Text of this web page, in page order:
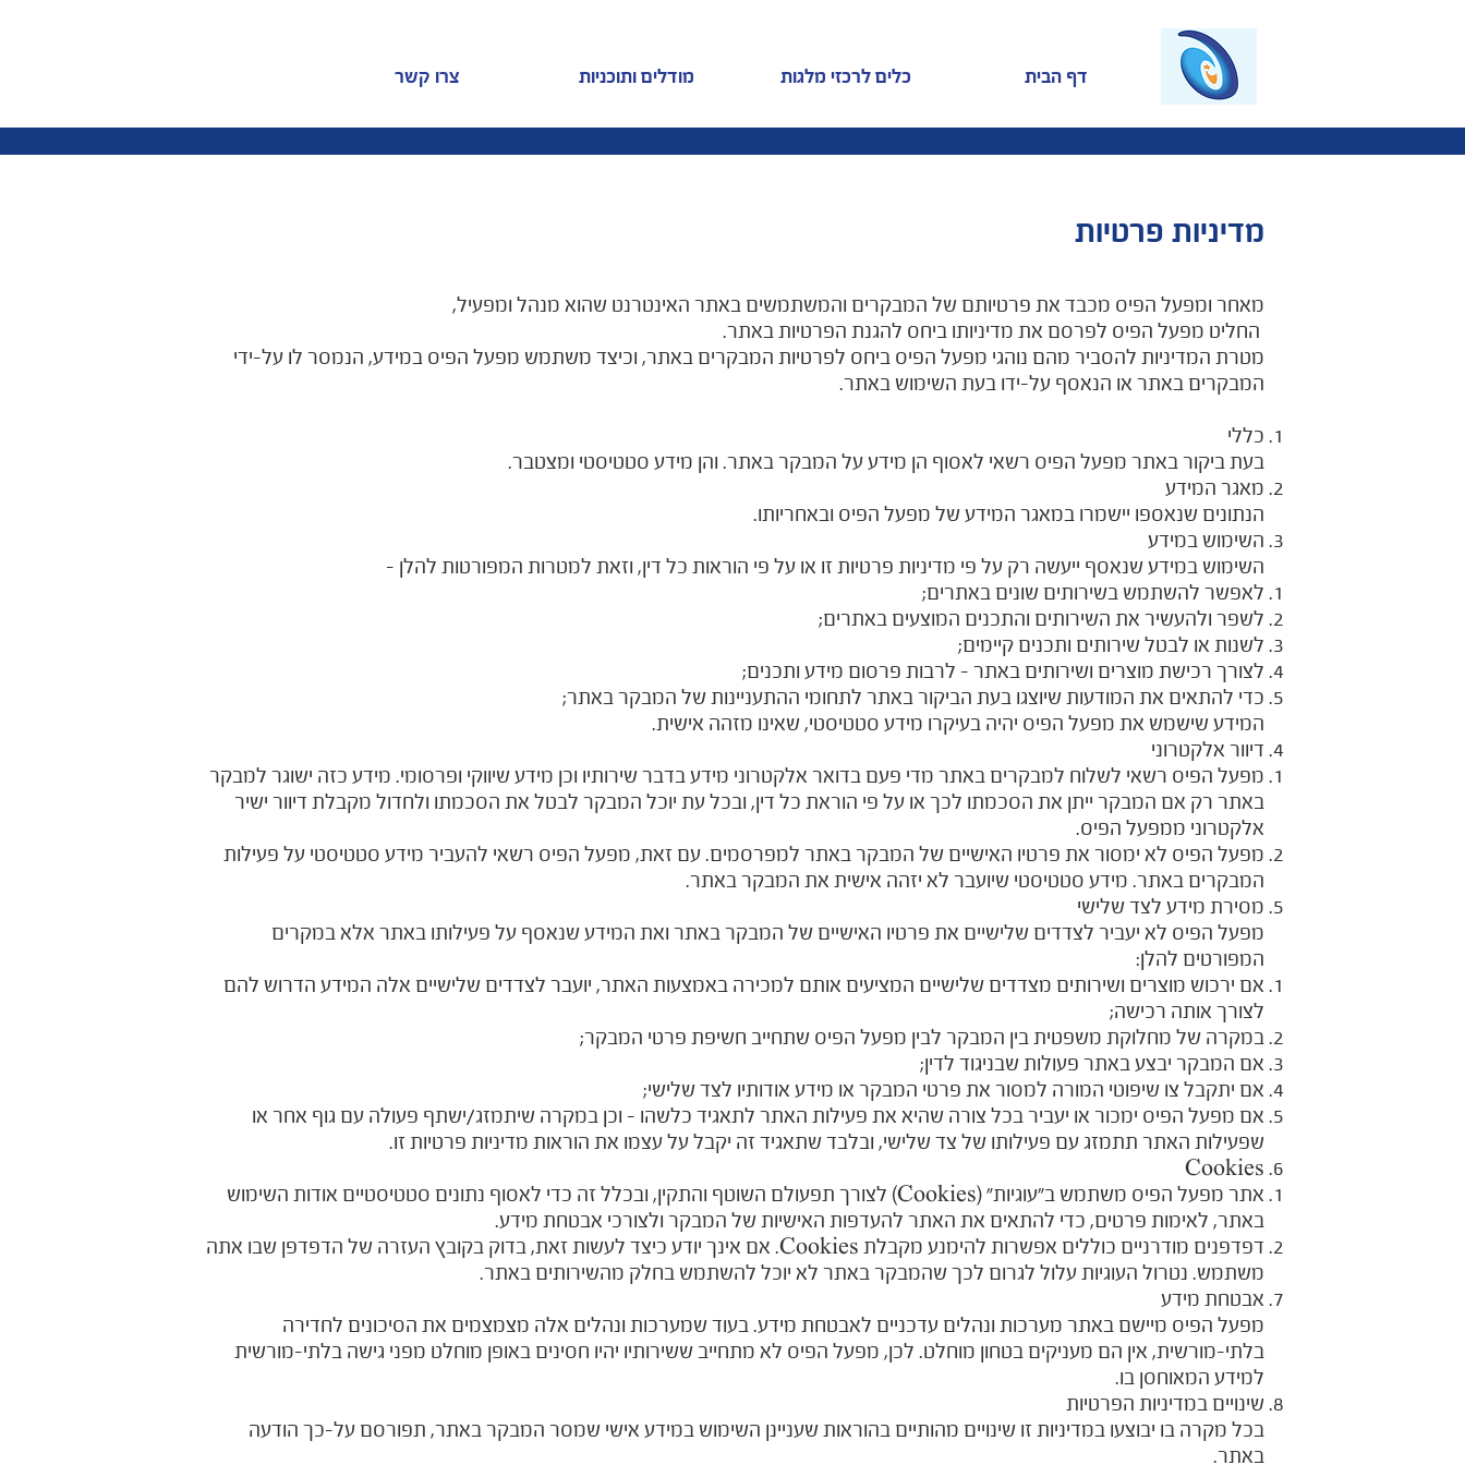
דף הבית כלים לרכזי מלגות מודלים ותוכניות צרו קשר
מדיניות פרטיות
מאחר ומפעל הפיס מכבד את פרטיותם של המבקרים והמשתמשים באתר האינטרנט שהוא מנהל ומפעיל,
החליט מפעל הפיס לפרסם את מדיניותו ביחס להגנת הפרטיות באתר.
מטרת המדיניות להסביר מהם נוהגי מפעל הפיס ביחס לפרטיות המבקרים באתר, וכיצד משתמש מפעל הפיס במידע, הנמסר לו על-ידי
המבקרים באתר או הנאסף על-ידו בעת השימוש באתר.
כללי
בעת ביקור באתר מפעל הפיס רשאי לאסוף הן מידע על המבקר באתר. והן מידע סטטיסטי ומצטבר.
מאגר המידע
הנתונים שנאספו יישמרו במאגר המידע של מפעל הפיס ובאחריותו.
השימוש במידע
השימוש במידע שנאסף ייעשה רק על פי מדיניות פרטיות זו או על פי הוראות כל דין, וזאת למטרות המפורטות להלן -
לאפשר להשתמש בשירותים שונים באתרים;
לשפר ולהעשיר את השירותים והתכנים המוצעים באתרים;
לשנות או לבטל שירותים ותכנים קיימים;
לצורך רכישת מוצרים ושירותים באתר - לרבות פרסום מידע ותכנים;
כדי להתאים את המודעות שיוצגו בעת הביקור באתר לתחומי ההתעניינות של המבקר באתר;
המידע שישמש את מפעל הפיס יהיה בעיקרו מידע סטטיסטי, שאינו מזהה אישית.
דיוור אלקטרוני
מפעל הפיס רשאי לשלוח למבקרים באתר מדי פעם בדואר אלקטרוני מידע בדבר שירותיו וכן מידע שיווקי ופרסומי. מידע כזה ישוגר למבקר
באתר רק אם המבקר ייתן את הסכמתו לכך או על פי הוראת כל דין, ובכל עת יוכל המבקר לבטל את הסכמתו ולחדול מקבלת דיוור ישיר
אלקטרוני ממפעל הפיס.
מפעל הפיס לא ימסור את פרטיו האישיים של המבקר באתר למפרסמים. עם זאת, מפעל הפיס רשאי להעביר מידע סטטיסטי על פעילות
המבקרים באתר. מידע סטטיסטי שיועבר לא יזהה אישית את המבקר באתר.
מסירת מידע לצד שלישי
מפעל הפיס לא יעביר לצדדים שלישיים את פרטיו האישיים של המבקר באתר ואת המידע שנאסף על פעילותו באתר אלא במקרים
המפורטים להלן:
אם ירכוש מוצרים ושירותים מצדדים שלישיים המציעים אותם למכירה באמצעות האתר, יועבר לצדדים שלישיים אלה המידע הדרוש להם
לצורך אותה רכישה;
במקרה של מחלוקת משפטית בין המבקר לבין מפעל הפיס שתחייב חשיפת פרטי המבקר;
אם המבקר יבצע באתר פעולות שבניגוד לדין;
אם יתקבל צו שיפוטי המורה למסור את פרטי המבקר או מידע אודותיו לצד שלישי;
אם מפעל הפיס ימכור או יעביר בכל צורה שהיא את פעילות האתר לתאגיד כלשהו - וכן במקרה שיתמזג/ישתף פעולה עם גוף אחר או
שפעילות האתר תתמזג עם פעילותו של צד שלישי, ובלבד שתאגיד זה יקבל על עצמו את הוראות מדיניות פרטיות זו.
Cookies
אתר מפעל הפיס משתמש ב"עוגיות" (Cookies) לצורך תפעולם השוטף והתקין, ובכלל זה כדי לאסוף נתונים סטטיסטיים אודות השימוש
באתר, לאימות פרטים, כדי להתאים את האתר להעדפות האישיות של המבקר ולצורכי אבטחת מידע.
דפדפנים מודרניים כוללים אפשרות להימנע מקבלת Cookies. אם אינך יודע כיצד לעשות זאת, בדוק בקובץ העזרה של הדפדפן שבו אתה
משתמש. נטרול העוגיות עלול לגרום לכך שהמבקר באתר לא יוכל להשתמש בחלק מהשירותים באתר.
אבטחת מידע
מפעל הפיס מיישם באתר מערכות ונהלים עדכניים לאבטחת מידע. בעוד שמערכות ונהלים אלה מצמצמים את הסיכונים לחדירה
בלתי-מורשית, אין הם מעניקים בטחון מוחלט. לכן, מפעל הפיס לא מתחייב ששירותיו יהיו חסינים באופן מוחלט מפני גישה בלתי-מורשית
למידע המאוחסן בו.
שינויים במדיניות הפרטיות
בכל מקרה בו יבוצעו במדיניות זו שינויים מהותיים בהוראות שעניינן השימוש במידע אישי שמסר המבקר באתר, תפורסם על-כך הודעה
באתר.